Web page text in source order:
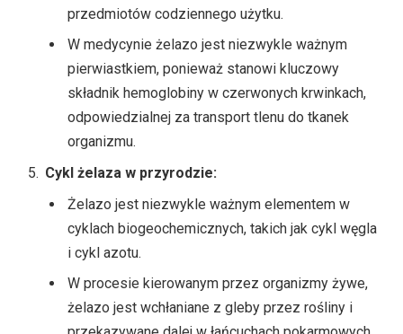
przedmiotów codziennego użytku.
W medycynie żelazo jest niezwykle ważnym
pierwiastkiem, ponieważ stanowi kluczowy
składnik hemoglobiny w czerwonych krwinkach,
odpowiedzialnej za transport tlenu do tkanek
organizmu.
Cykl żelaza w przyrodzie:
Żelazo jest niezwykle ważnym elementem w
cyklach biogeochemicznych, takich jak cykl węgla
i cykl azotu.
W procesie kierowanym przez organizmy żywe,
żelazo jest wchłaniane z gleby przez rośliny i